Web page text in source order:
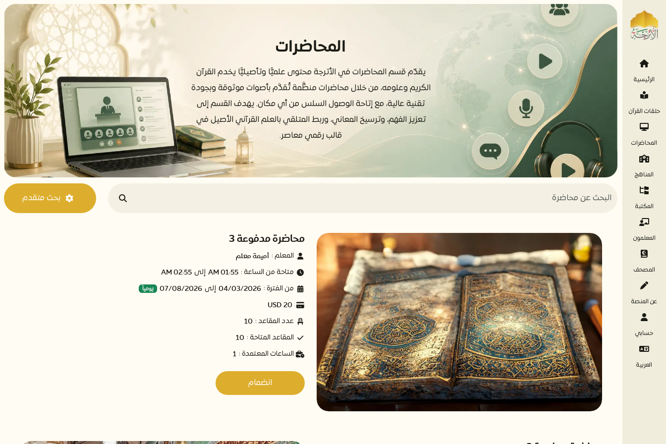
الرئيسية
حلقات القرآن
المحاضرات
المناهج
المكتبة
المعلمون
المصحف
عن المنصة
حسابي
العربية
المحاضرات
يقدّم قسم المحاضرات في الأترجة محتوى علميًّا وتأصيليًّا يخدم القرآن
الكريم وعلومه، من خلال محاضرات منظَّمة تُقدَّم بأصوات موثوقة وبجودة
تقنية عالية، مع إتاحة الوصول السلس من أي مكان. يهدف القسم إلى
تعزيز الفهم، وترسيخ المعاني، وربط المتلقي بالعلم القرآني الأصيل في
قالب رقمي معاصر.
بحث متقدم
محاضرة مدفوعة 3
المعلم : أميمة معلم
متاحة من الساعة : 01:55 AM إلى 02:55 AM
من الفترة : 04/03/2026 إلى 07/08/2026 يومياً
20 USD
عدد المقاعد : 10
المقاعد المتاحة : 10
الساعات المعتمدة : 1
انضمام